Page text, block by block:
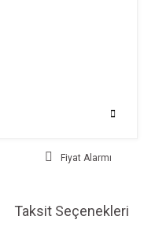
Fiyat Alarmı
Taksit Seçenekleri